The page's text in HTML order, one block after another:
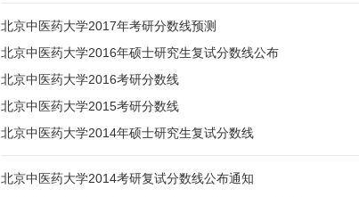
北京中医药大学2017年考研分数线预测
北京中医药大学2016年硕士研究生复试分数线公布
北京中医药大学2016考研分数线
北京中医药大学2015考研分数线
北京中医药大学2014年硕士研究生复试分数线
北京中医药大学2014考研复试分数线公布通知